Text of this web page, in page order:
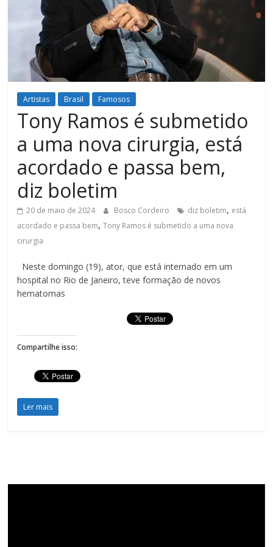
Figueiredo
Artistas Brasil Famosos
Tony Ramos é submetido
a uma nova cirurgia, está
acordado e passa bem,
diz boletim
20 de maio de 2024 Bosco Cordeiro diz boletim, está
acordado e passa bem,Tony Ramos é submetido a uma nova
cirurgia
Neste domingo (19), ator, que está internado em um
hospital no Rio de Janeiro, teve formação de novos
hematomas
Compartilhe isso:
Ler mais